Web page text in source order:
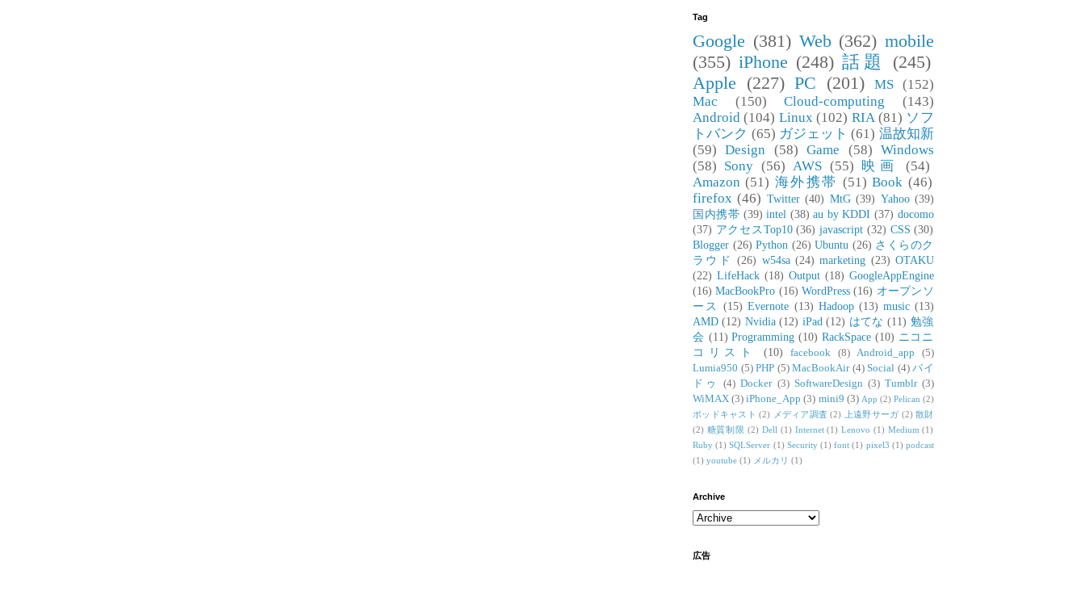
Tag
Google (381) Web (362) mobile
(355) iPhone (248) 話題
(245)
Apple (227) PC (201) MS (152)
Mac
(150) Cloud-computing
(143)
Android (104) Linux (102) RIA (81) ソフ
トバンク (65) ガジェット (61) 温故知新
(59)
Design (58) Game (58) Windows
(58) Sony (56) AWS (55) 映画
(54)
Amazon (51) 海外携帯 (51) Book (46)
firefox (46) Twitter (40) MtG (39) Yahoo (39)
国内携帯 (39) intel (38) au by KDDI (37) docomo
(37) アクセスTop10 (36) javascript (32) CSS (30)
Blogger (26) Python (26) Ubuntu (26) さくらのク
ラウド
(26) w54sa (24) marketing (23) OTAKU
(22) LifeHack (18) Output (18) GoogleAppEngine
(16) MacBookPro (16) WordPress (16) オープンソ
ース
(15) Evernote (13) Hadoop (13) music (13)
AMD (12) Nvidia (12) iPad (12) はてな (11) 勉強
会 (11) Programming (10) RackSpace (10) ニコニ
コリスト
(10) facebook (8) Android_app
(5)
Lumia950 (5) PHP (5) MacBookAir (4) Social (4) バイ
ドゥ
(4) Docker (3) SoftwareDesign (3) Tumblr (3)
WiMAX (3) iPhone_App (3) mini9 (3) App (2) Pelican (2)
ポッドキャスト (2) メディア調査 (2) 上遠野サーガ (2) 散財
(2) 糖質制限 (2) Dell (1) Internet (1) Lenovo (1) Medium (1)
Ruby (1) SQLServer (1) Security (1) font (1) pixel3 (1) podcast
(1) youtube (1) メルカリ (1)
Archive
広告